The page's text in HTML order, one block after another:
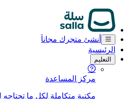
أنشئ متجرك مجاناَ
الرئيسية
التعليم
مركز المساعدة
مكتبة متكاملة لكل ما